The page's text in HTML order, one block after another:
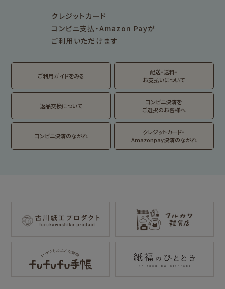
フルカワはんこの商品を見る スタンプパッドの商品を見る
サンリオキャラクタ
ーズ
おやつパーティ
トビマツショウイチ
ロウ
トコロコムギ
アルプスの少女ハイ
ジ
Lipton BEAR'S
カルビーレトロ
サンリオキャラクタ
ーズ
フルーツマーケット
お菓子などうぶつ
工房
キャラクター別
サンリオキャラクタ
ーズ
コラボ別
翠 sui の商品を見る 結々 yuiyui の商品を見る
クレジットカード
コンビニ支払・Amazon Payが
ご利用いただけます
ご利用ガイドをみる
配送・送料・
お支払いについて
返品交換について
コンビニ決済を
ご選択のお客様へ
コンビニ決済のながれ
クレジットカード・
Amazonpay決済のながれ